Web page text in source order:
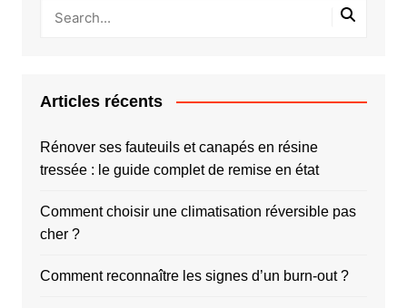
Articles récents
Rénover ses fauteuils et canapés en résine
tressée : le guide complet de remise en état
Comment choisir une climatisation réversible pas
cher ?
Comment reconnaître les signes d’un burn-out ?